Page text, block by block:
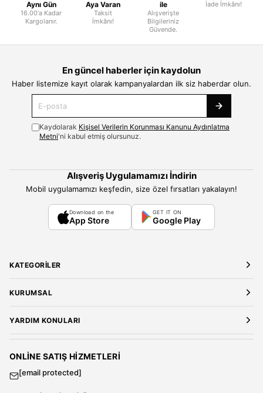
Aynı Gün
16.00'a Kadar
Kargolanır.
Aya Varan
Taksit
İmkânı!
ile
Alışverişte
Bilgileriniz
Güvende.
İade İmkânı!
En güncel haberler için kaydolun
Haber listemize kayıt olarak kampanyalardan ilk siz haberdar olun.
Kaydolarak Kişisel Verilerin Korunması Kanunu Aydınlatma
Metni'ni kabul etmiş olursunuz.
Alışveriş Uygulamamızı İndirin
Mobil uygulamamızı keşfedin, size özel fırsatları yakalayın!
Download on the
App Store
GET IT ON
Google Play
KATEGORILER
Bluz
Gömlek
T-Shirt
Tulum
KURUMSAL
Mağazalarımız
Gizlilik ve Güvenlik
YARDIM KONULARI
Üyelik Sözleşmesi
Kargo ve Teslimat
Satış Sözleşmesi
Banka Hesap Bilgileri
ONLINE SATIŞ HIZMETLERI
[email protected]